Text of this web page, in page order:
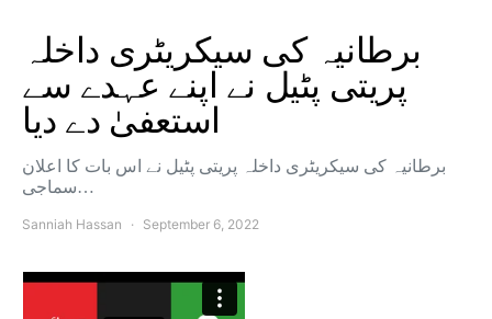
برطانیہ کی سیکریٹری داخلہ
پریتی پٹیل نے اپنے عہدے سے
استعفیٰ دے دیا
برطانیہ کی سیکریٹری داخلہ پریتی پٹیل نے اس بات کا اعلان
سماجی…
Sanniah Hassan September 6, 2022